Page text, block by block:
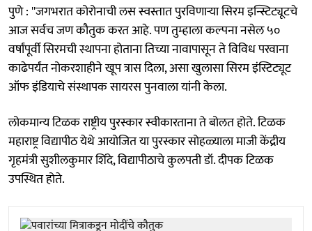
पुणे : ''जगभरात कोरोनाची लस स्वस्तात पुरविणाऱ्या सिरम इन्स्टिट्यूटचे
आज सर्वच जण कौतुक करत आहे. पण तुम्हाला कल्पना नसेल ५०
वर्षांपूर्वी सिरमची स्थापना होताना तिच्या नावापासून ते विविध परवाना
काढेपर्यंत नोकरशाहीने खूप त्रास दिला, असा खुलासा सिरम इंस्टिट्यूट
ऑफ इंडियाचे संस्थापक सायरस पुनवाला यांनी केला.
लोकमान्य टिळक राष्ट्रीय पुरस्कार स्वीकारताना ते बोलत होते. टिळक
महाराष्ट्र विद्यापीठ येथे आयोजित या पुरस्कार सोहळ्याला माजी केंद्रीय
गृहमंत्री सुशीलकुमार शिंदे, विद्यापीठाचे कुलपती डॉ. दीपक टिळक
उपस्थित होते.